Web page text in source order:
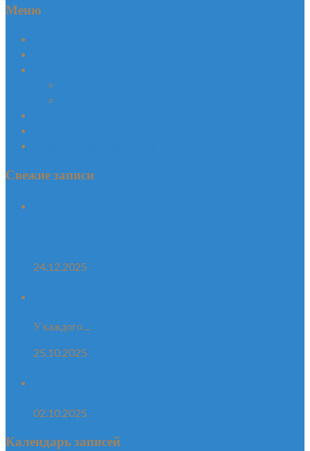
Меню
Свежие записи
24.12.2025
У каждого ...
25.10.2025
02.10.2025
Календарь записей